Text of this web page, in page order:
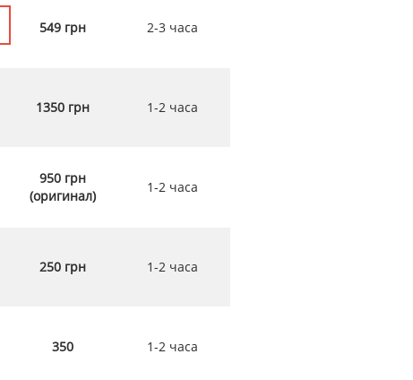
549 грн 2-3 часа
1350 грн 1-2 часа
950 грн
(оригинал)
1-2 часа
250 грн 1-2 часа
350 1-2 часа